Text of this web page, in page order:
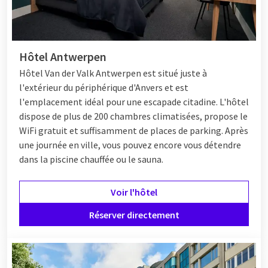
belges.
Hôtel à Anvers
Un week-end à Anvers est complet avec un séjour confortable.
À Anvers, vous trouverez un large éventail d'hôtels. Vous
recherchez plus qu’une simple nuitée ? Alors pensez à passer
une nuit dans l'un des hôtels Van der Valk à Anvers. Souhaitez-
vous profiter d'un week-end entièrement organisé ? Alors
visitez leVan der Valk Hotel Anvers. En plus de votre nuitée,
vous pourrez profiter gratuitement des installations de luxe
et vous attendre à un moment culinaire exceptionnel au
restaurant. Vous souhaitez séjourner un peu plus près du
centre d'Anvers ? Passez ensuite la nuit à l'hôtel
Hôtel Antwerpen
Hôtel Van der Valk Antwerpen est situé juste à
l'extérieur du périphérique d'Anvers et est
l'emplacement idéal pour une escapade citadine. L'hôtel
dispose de plus de 200 chambres climatisées, propose le
WiFi gratuit et suffisamment de places de parking. Après
une journée en ville, vous pouvez encore vous détendre
dans la piscine chauffée ou le sauna.
Voir l'hôtel
Réserver directement